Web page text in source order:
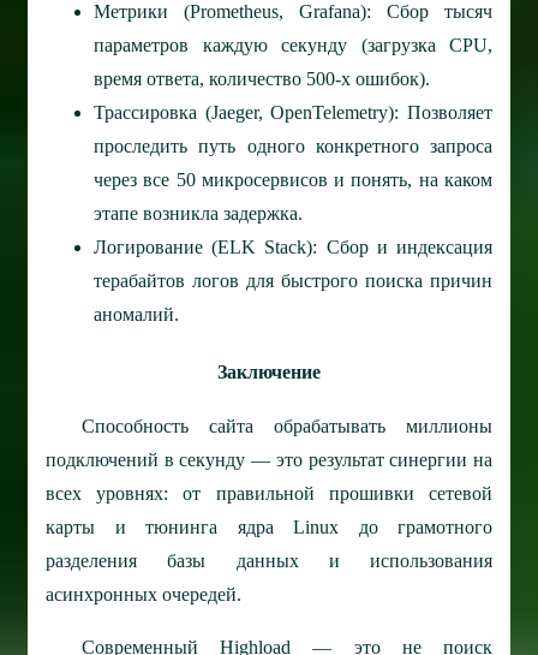
Метрики (Prometheus, Grafana): Сбор тысяч
параметров каждую секунду (загрузка CPU,
время ответа, количество 500-х ошибок).
Трассировка (Jaeger, OpenTelemetry): Позволяет
проследить путь одного конкретного запроса
через все 50 микросервисов и понять, на каком
этапе возникла задержка.
Логирование (ELK Stack): Сбор и индексация
терабайтов логов для быстрого поиска причин
аномалий.
Заключение
Способность сайта обрабатывать миллионы
подключений в секунду — это результат синергии на
всех уровнях: от правильной прошивки сетевой
карты и тюнинга ядра Linux до грамотного
разделения базы данных и использования
асинхронных очередей.
Современный Highload — это не поиск